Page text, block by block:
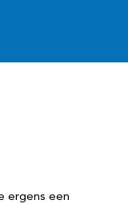
ergens een